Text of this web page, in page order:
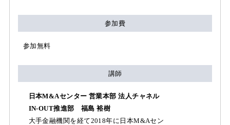
参加費
参加無料
講師
日本M&Aセンター 営業本部 法人チャネル
IN-OUT推進部 福島 裕樹
大手金融機関を経て2018年に日本M&Aセン